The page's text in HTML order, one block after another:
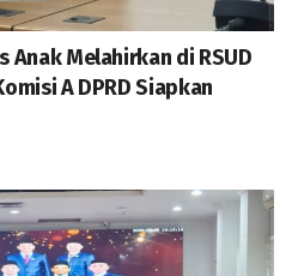
Anak Melahirkan di RSUD
A DPRD Siapkan